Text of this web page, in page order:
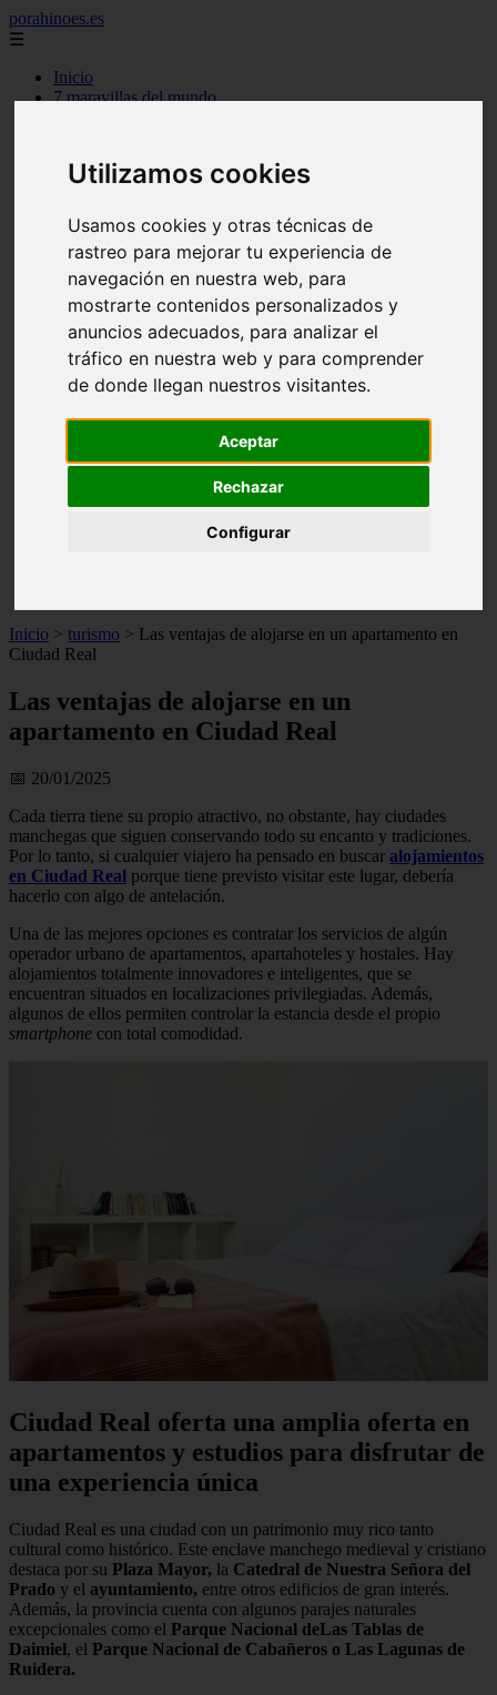
Utilizamos cookies
Usamos cookies y otras técnicas de
rastreo para mejorar tu experiencia de
navegación en nuestra web, para
mostrarte contenidos personalizados y
anuncios adecuados, para analizar el
tráfico en nuestra web y para comprender
de donde llegan nuestros visitantes.
Aceptar
Rechazar
Configurar
porahinoes.es
☰
Inicio
7 maravillas del mundo
c buenos aires
c entre rios
c generalidades del pais
c mendoza
c neuquen
c provincias
c rio negro
c santa fe
c tierra de fuego
c tucuman
c zona austral
carmen
destinos
Inicio > turismo > Las ventajas de alojarse en un apartamento en
Ciudad Real
Las ventajas de alojarse en un
apartamento en Ciudad Real
📅 20/01/2025
Cada tierra tiene su propio atractivo, no obstante, hay ciudades
manchegas que siguen conservando todo su encanto y tradiciones.
Por lo tanto, si cualquier viajero ha pensado en buscar alojamientos
en Ciudad Real porque tiene previsto visitar este lugar, debería
hacerlo con algo de antelación.
Una de las mejores opciones es contratar los servicios de algún
operador urbano de apartamentos, apartahoteles y hostales. Hay
alojamientos totalmente innovadores e inteligentes, que se
encuentran situados en localizaciones privilegiadas. Además,
algunos de ellos permiten controlar la estancia desde el propio
smartphone con total comodidad.
Ciudad Real oferta una amplia oferta en
apartamentos y estudios para disfrutar de
una experiencia única
Ciudad Real es una ciudad con un patrimonio muy rico tanto
cultural como histórico. Este enclave manchego medieval y cristiano
destaca por su Plaza Mayor, la Catedral de Nuestra Señora del
Prado y el ayuntamiento, entre otros edificios de gran interés.
Además, la provincia cuenta con algunos parajes naturales
excepcionales como el Parque Nacional deLas Tablas de
Daimiel, el Parque Nacional de Cabañeros o Las Lagunas de
Ruidera.